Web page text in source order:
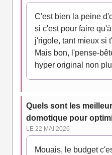
C'est bien la peine
si c'est pour faire
j'rigole, tant mieux si
Mais bon, l'pense-
hyper original non
Quels sont les
domotique pour
LE 22 MAI 2026
Mouais, le budget